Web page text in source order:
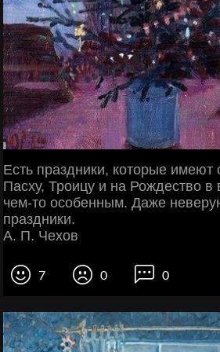
Есть праздники, которые имеют
Пасху, Троицу и на Рождество в
чем-то особенным. Даже
праздники.
А. П. Чехов
7 0 0